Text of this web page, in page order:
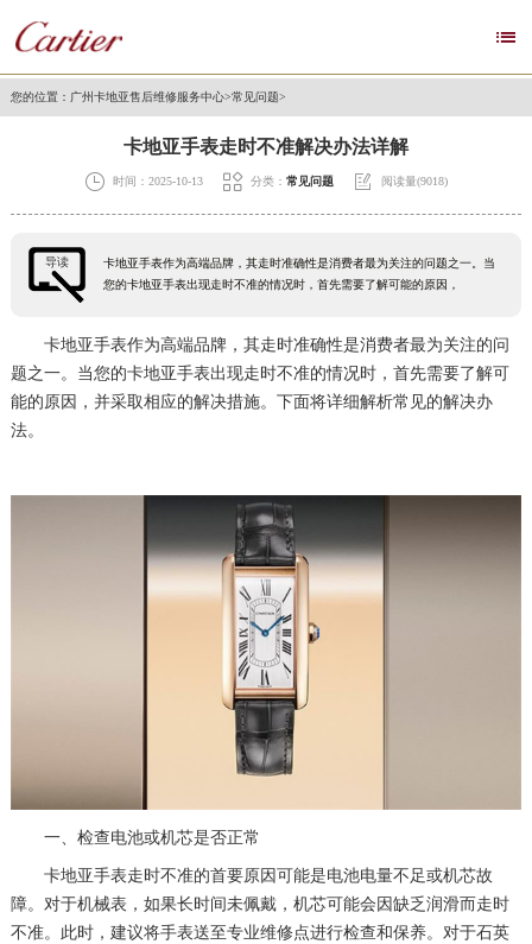

您的位置： 广州卡地亚售后维修服务中心>常见问题>
卡地亚手表走时不准解决办法详解
 时间：2025-10-13  分类： 常见问题  阅读量(9018)
导读
卡地亚手表作为高端品牌，其走时准确性是消费者最为关注的问题之一。当
您的卡地亚手表出现走时不准的情况时，首先需要了解可能的原因，
卡地亚手表作为高端品牌，其走时准确性是消费者最为关注的问
题之一。当您的卡地亚手表出现走时不准的情况时，首先需要了解可
能的原因，并采取相应的解决措施。下面将详细解析常见的解决办
法。
一、检查电池或机芯是否正常
卡地亚手表走时不准的首要原因可能是电池电量不足或机芯故
障。对于机械表，如果长时间未佩戴，机芯可能会因缺乏润滑而走时
不准。此时，建议将手表送至专业维修点进行检查和保养。对于石英